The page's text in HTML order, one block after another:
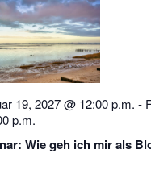
Wie geh ich mir als
19, 2027 @ 12:00 p.m. -
p.m.